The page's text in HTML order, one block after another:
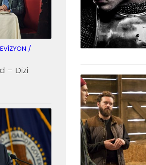
/
– Dizi